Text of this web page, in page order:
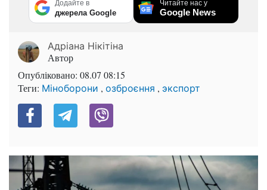
Додайте в
джерела Google
Читайте нас у
Google News
Адріана Нікітіна
Автор
Опубліковано: 08.07 08:15
Теги: Міноборони , озброєння , экспорт